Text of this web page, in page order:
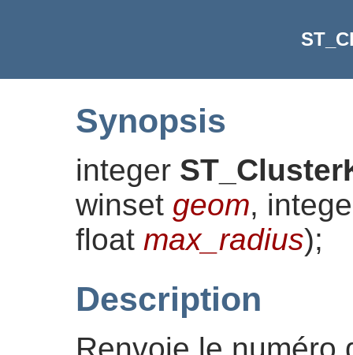
Synopsis
integer
winset geom,
float max_radius);
Description
Renvoie le